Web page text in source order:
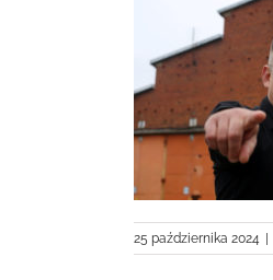
25 października 2024